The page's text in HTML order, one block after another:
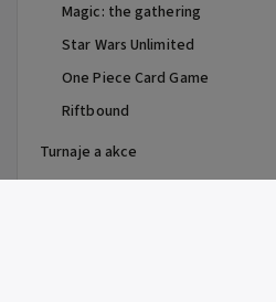
Magic: the gathering
Star Wars Unlimited
One Piece Card Game
Riftbound
Turnaje a akce